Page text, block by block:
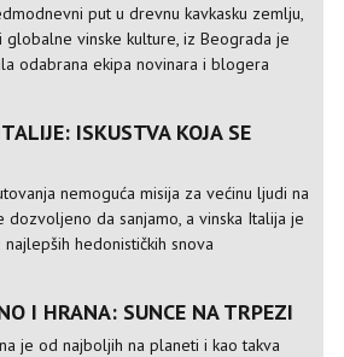
put u drevnu kavkasku zemlju,
vinske kulture, iz Beograda je
odabrana ekipa novinara i blogera
ISKUSTVA KOJA SE
nemoguća misija za većinu ljudi na
dozvoljeno da sanjamo, a vinska Italija je
hedonističkih snova
I HRANA: SUNCE NA TRPEZI
je od najboljih na planeti i kao takva